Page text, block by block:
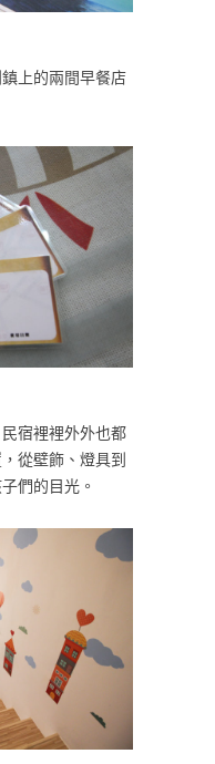
上的兩間早餐店
宿裡裡外外也都
從壁飾、燈具到
們的目光。